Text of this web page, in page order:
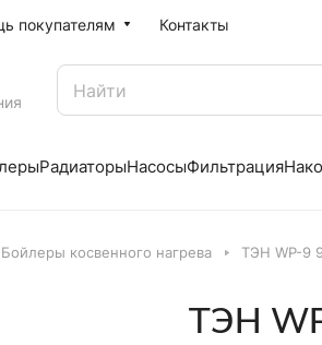
покупателям Контакты
РадиаторыНасосыФильтрация
Бойлеры косвенного нагрева ТЭН WP-9
ТЭН